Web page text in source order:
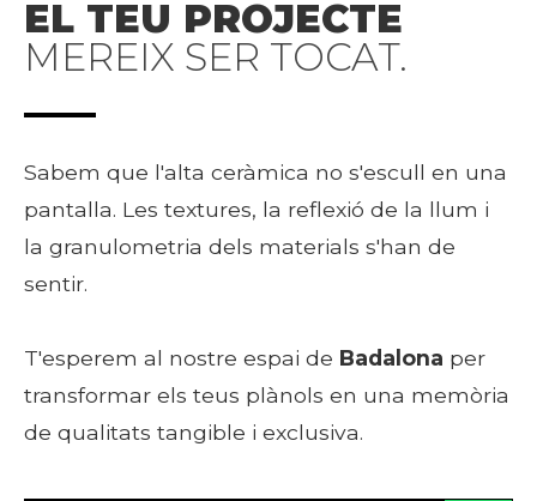
EL TEU PROJECTE
MEREIX SER TOCAT.
Sabem que l'alta ceràmica no s'escull en una
pantalla. Les textures, la reflexió de la llum i
la granulometria dels materials s'han de
sentir.
T'esperem al nostre espai de Badalona per
transformar els teus plànols en una memòria
de qualitats tangible i exclusiva.